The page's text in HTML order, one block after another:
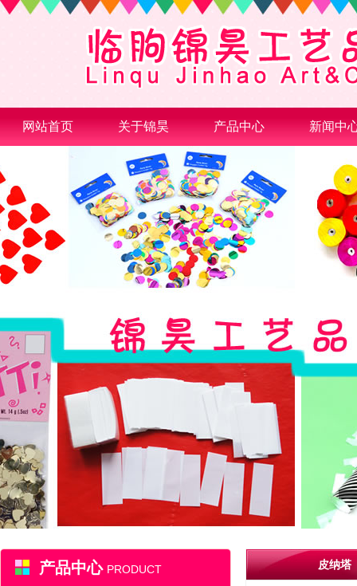
网站首页 关于锦昊 产品中心 新闻中
产品中心 PRODUCT 皮纳塔